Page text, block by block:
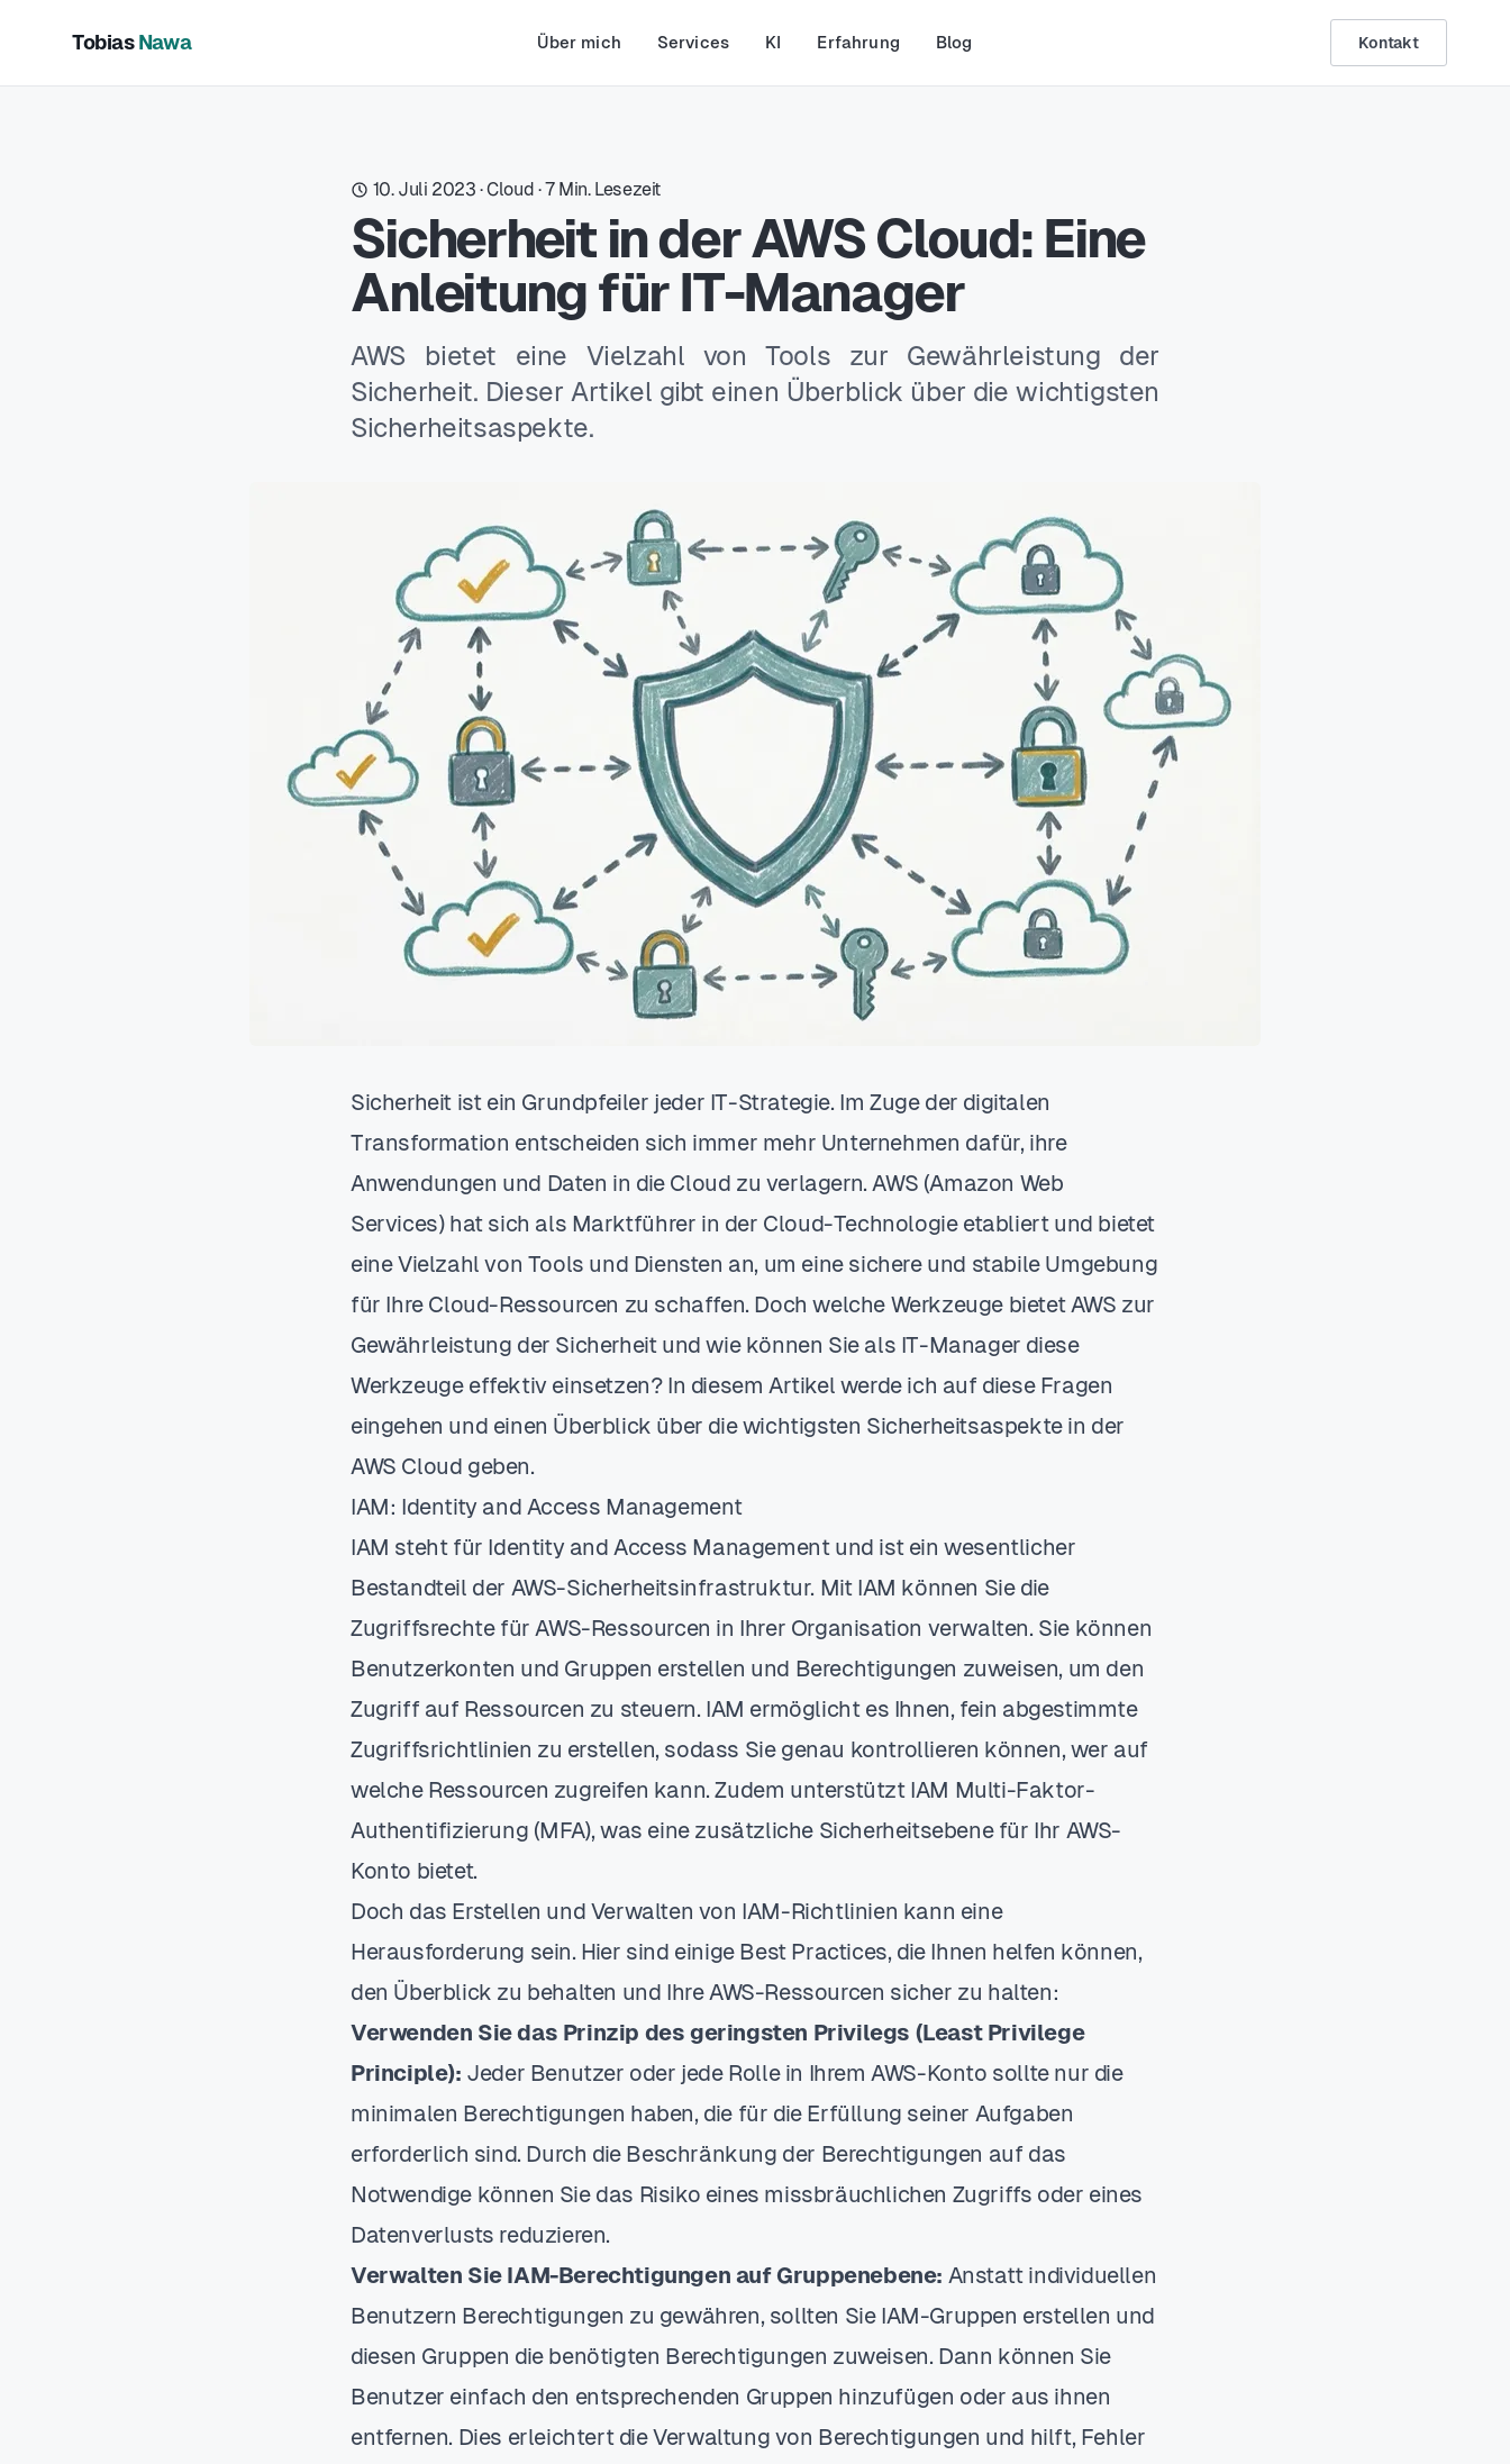
TobiasNawa Über mich Services KI Erfahrung Blog Kontakt
10. Juli 2023 ·Cloud ·7Min. Lesezeit
Sicherheit in der AWS Cloud: Eine
Anleitung für IT-Manager
AWS bietet eine Vielzahl von Tools zur Gewährleistung der
Sicherheit. Dieser Artikel gibt einen Überblick über die wichtigsten
Sicherheitsaspekte.
Sicherheit ist ein Grundpfeiler jeder IT-Strategie. Im Zuge der digitalen
Transformation entscheiden sich immer mehr Unternehmen dafür, ihre
Anwendungen und Daten in die Cloud zu verlagern. AWS (Amazon Web
Services) hat sich als Marktführer in der Cloud-Technologie etabliert und bietet
eine Vielzahl von Tools und Diensten an, um eine sichere und stabile Umgebung
für Ihre Cloud-Ressourcen zu schaffen. Doch welche Werkzeuge bietet AWS zur
Gewährleistung der Sicherheit und wie können Sie als IT-Manager diese
Werkzeuge effektiv einsetzen? In diesem Artikel werde ich auf diese Fragen
eingehen und einen Überblick über die wichtigsten Sicherheitsaspekte in der
AWS Cloud geben.
IAM: Identity and Access Management
IAM steht für Identity and Access Management und ist ein wesentlicher
Bestandteil der AWS-Sicherheitsinfrastruktur. Mit IAM können Sie die
Zugriffsrechte für AWS-Ressourcen in Ihrer Organisation verwalten. Sie können
Benutzerkonten und Gruppen erstellen und Berechtigungen zuweisen, um den
Zugriff auf Ressourcen zu steuern. IAM ermöglicht es Ihnen, fein abgestimmte
Zugriffsrichtlinien zu erstellen, sodass Sie genau kontrollieren können, wer auf
welche Ressourcen zugreifen kann. Zudem unterstützt IAM Multi-Faktor-
Authentifizierung (MFA), was eine zusätzliche Sicherheitsebene für Ihr AWS-
Konto bietet.
Doch das Erstellen und Verwalten von IAM-Richtlinien kann eine
Herausforderung sein. Hier sind einige Best Practices, die Ihnen helfen können,
den Überblick zu behalten und Ihre AWS-Ressourcen sicher zu halten:
Verwenden Sie das Prinzip des geringsten Privilegs (Least Privilege
Principle): Jeder Benutzer oder jede Rolle in Ihrem AWS-Konto sollte nur die
minimalen Berechtigungen haben, die für die Erfüllung seiner Aufgaben
erforderlich sind. Durch die Beschränkung der Berechtigungen auf das
Notwendige können Sie das Risiko eines missbräuchlichen Zugriffs oder eines
Datenverlusts reduzieren.
Verwalten Sie IAM-Berechtigungen auf Gruppenebene: Anstatt individuellen
Benutzern Berechtigungen zu gewähren, sollten Sie IAM-Gruppen erstellen und
diesen Gruppen die benötigten Berechtigungen zuweisen. Dann können Sie
Benutzer einfach den entsprechenden Gruppen hinzufügen oder aus ihnen
entfernen. Dies erleichtert die Verwaltung von Berechtigungen und hilft, Fehler